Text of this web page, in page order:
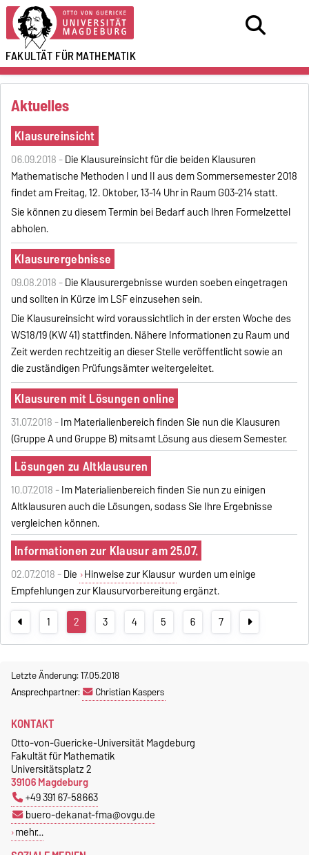
FAKULTÄT FÜRMATHEMATIK
Aktuelles
Klausureinsicht
06.09.2018 -Die Klausureinsicht für die beiden Klausuren
Mathematische Methoden I und II aus dem Sommersemester 2018
findet am Freitag, 12. Oktober, 13-14 Uhr in Raum G03-214 statt.
Sie können zu diesem Termin bei Bedarf auch Ihren Formelzettel
abholen.
Klausurergebnisse
09.08.2018 -Die Klausurergebnisse wurden soeben eingetragen
und sollten in Kürze im LSF einzusehen sein.
Die Klausureinsicht wird voraussichtlich in der ersten Woche des
WS18/19 (KW 41) stattfinden. Nähere Informationen zu Raum und
Zeit werden rechtzeitig an dieser Stelle veröffentlicht sowie an
die zuständigen Prüfungsämter weitergeleitet.
Klausuren mit Lösungen online
31.07.2018 -Im Materialienbereich finden Sie nun die Klausuren
(Gruppe Aund Gruppe B) mitsamtLösungaus diesem Semester.
Lösungen zu Altklausuren
10.07.2018 -Im Materialienbereich finden Sie nun zu einigen
Altklausuren auch die Lösungen, sodass Sie Ihre Ergebnisse
vergleichen können.
Informationen zur Klausur am 25.07.
02.07.2018 -Die Hinweise zur Klausur wurden um einige
Empfehlungen zur Klausurvorbereitung ergänzt.
1
2 3 4 5 6 7
Letzte Änderung: 17.05.2018
Ansprechpartner:
Christian Kaspers
KONTAKT
Otto-von-Guericke-Universität Magdeburg
Fakultät für Mathematik
Universitätsplatz 2
39106 Magdeburg
+49 391 67-58663
buero-dekanat-fma@ovgu.de
mehr…